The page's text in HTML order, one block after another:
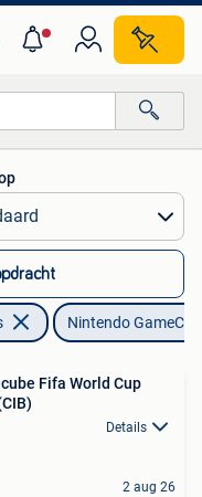
Nintendo
Fifa World Cup
Details
2 aug 26